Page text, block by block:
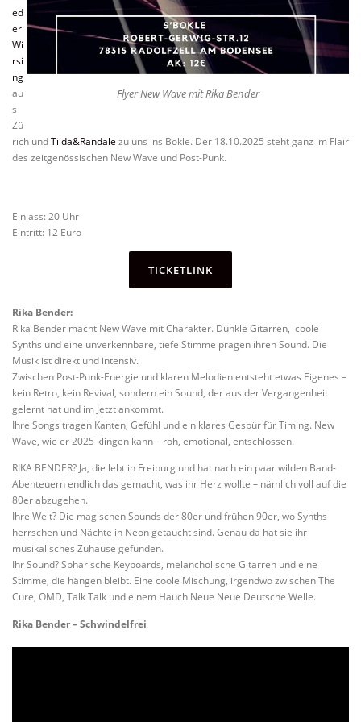
Flyer New Wave mit Rika Bender
ed
er
Wi
rsi
ng
au
s
Zü
rich undTilda&Randale zu uns ins Bokle. Der 18.10.2025 steht ganz im Flair
des zeitgenössischen New Wave und Post-Punk.
Einlass: 20 Uhr
Eintritt: 12 Euro
TICKETLINK
Rika Bender:
Rika Bender macht New Wave mit Charakter. Dunkle Gitarren, coole
Synths und eine unverkennbare, tiefe Stimme prägen ihren Sound. Die
Musik ist direkt und intensiv.
Zwischen Post-Punk-Energie und klaren Melodien entsteht etwas Eigenes –
kein Retro, kein Revival, sondern ein Sound, der aus der Vergangenheit
gelernt hat und im Jetzt ankommt.
Ihre Songs tragen Kanten, Gefühl und ein klares Gespür für Timing. New
Wave, wie er 2025 klingen kann – roh, emotional, entschlossen.
RIKA BENDER? Ja, die lebt in Freiburg und hat nach ein paar wilden Band-
Abenteuern endlich das gemacht, was ihr Herz wollte – nämlich voll auf die
80er abzugehen.
Ihre Welt? Die magischen Sounds der 80er und frühen 90er, wo Synths
herrschen und Nächte in Neon getaucht sind. Genau da hat sie ihr
musikalisches Zuhause gefunden.
Ihr Sound? Sphärische Keyboards, melancholische Gitarren und eine
Stimme, die hängen bleibt. Eine coole Mischung, irgendwo zwischen The
Cure, OMD, Talk Talk und einem Hauch Neue Neue Deutsche Welle.
Rika Bender – Schwindelfrei